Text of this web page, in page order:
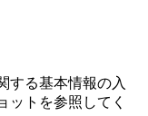
する基本情報の入
ットを参照してく